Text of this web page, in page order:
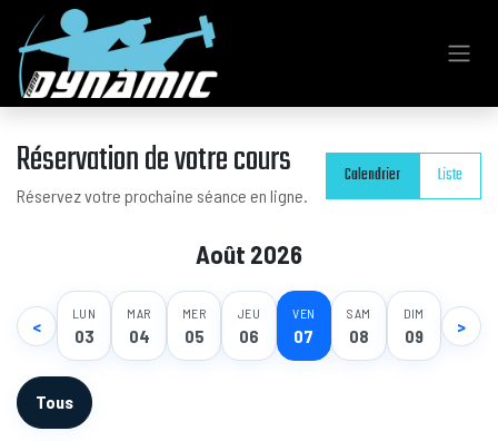
Se rendre au contenu
Réservation de votre cours
Réservez votre prochaine séance en ligne.
Calendrier Liste
Août 2026
<
LUN
03
MAR
04
MER
05
JEU
06
VEN
07
SAM
08
DIM
09 >
Tous